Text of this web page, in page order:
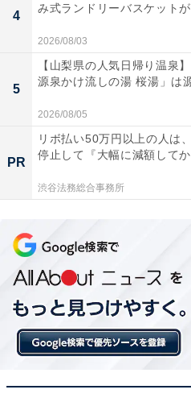
4
み式ランドリーバスケット
2026/08/03
5
【山梨県の人気日帰り温泉
源泉かけ流しの湯 桜湯」は
2026/08/05
PR
リボ払い50万円以上の人は
停止して『大幅に減額して
渋谷法務総合事務所